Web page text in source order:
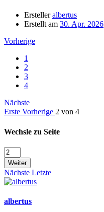
Ersteller albertus
Erstellt am 30. Apr. 2026
Vorherige
1
2
3
4
Nächste
Erste Vorherige 2 von 4
Wechsle zu Seite
Weiter
Nächste Letzte
albertus